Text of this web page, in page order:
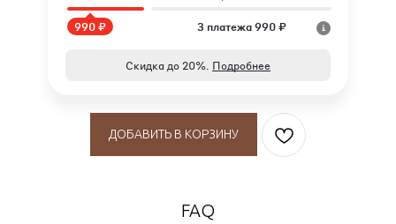
990 ₽ 3 платежа 990 ₽
Скидка до 20%. Подробнее
ДОБАВИТЬ В КОРЗИНУ
FAQ